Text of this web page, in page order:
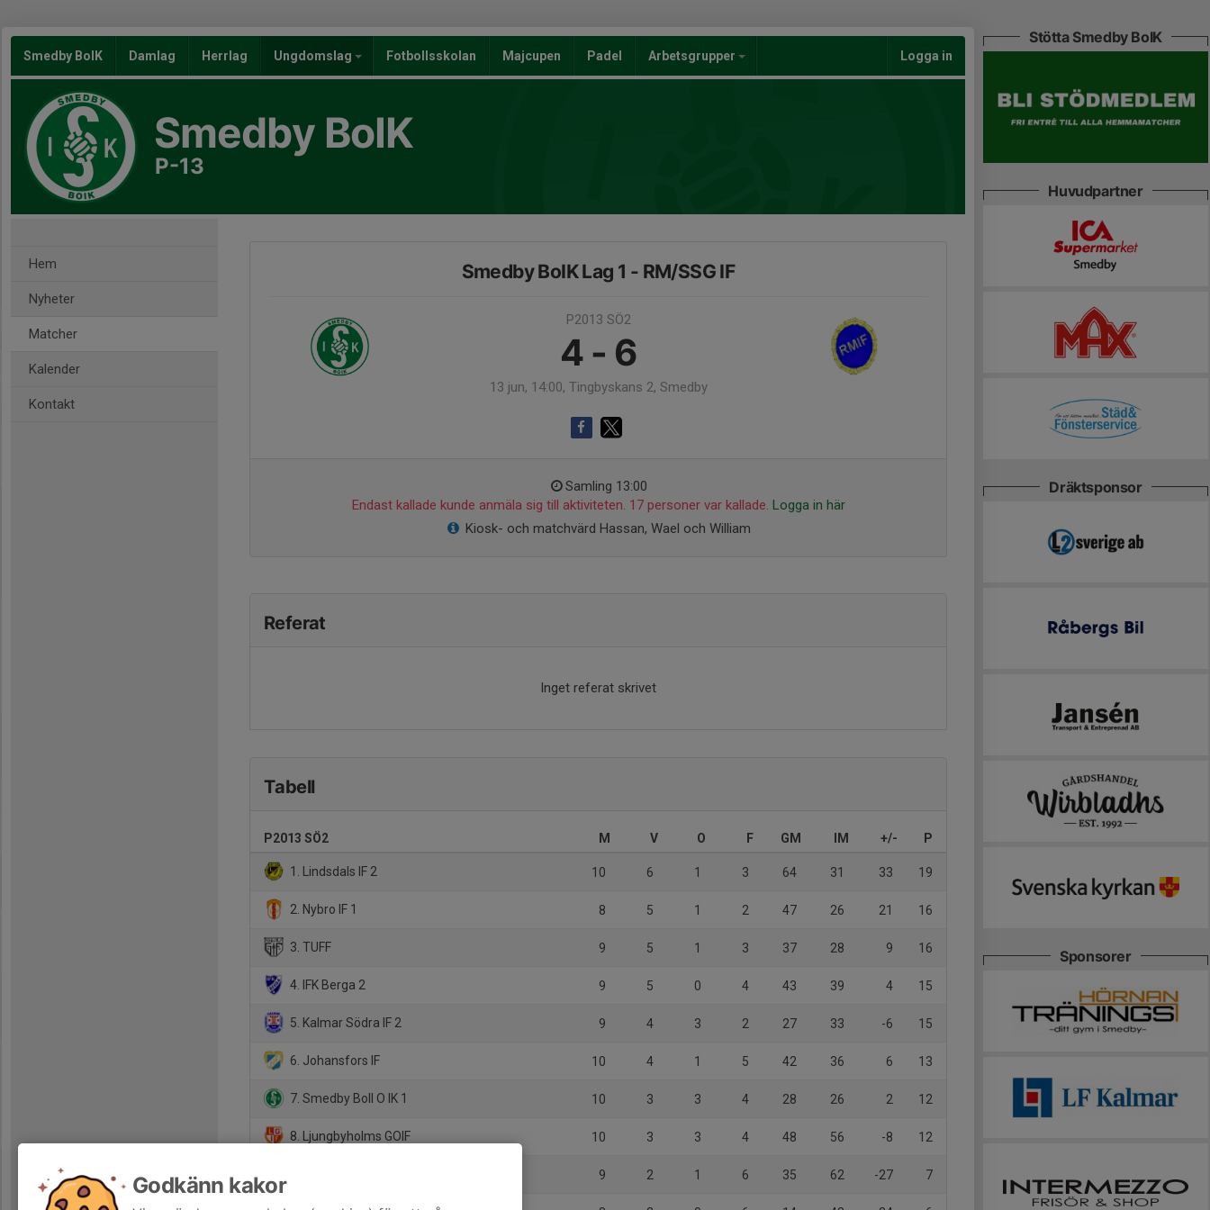
Smedby BoIK Damlag Herrlag Ungdomslag Fotbollsskolan Majcupen Padel Arbetsgrupper Logga in
Smedby BoIK
P-13
Hem
Nyheter
Matcher
Kalender
Kontakt
Smedby BoIK Lag 1 - RM/SSG IF
P2013 SÖ2
4 - 6
13 jun, 14:00, Tingbyskans 2, Smedby
Samling 13:00
Endast kallade kunde anmäla sig till aktiviteten. 17 personer var kallade. Logga in här
Kiosk- och matchvärd Hassan, Wael och William
Referat
Inget referat skrivet
Tabell
P2013 SÖ2 M V O F GM IM +/- P
1. Lindsdals IF 2 10 6 1 3 64 31 33 19
2. Nybro IF 1 8 5 1 2 47 26 21 16
3. TUFF 9 5 1 3 37 28 9 16
4. IFK Berga 2 9 5 0 4 43 39 4 15
5. Kalmar Södra IF 2 9 4 3 2 27 33 -6 15
6. Johansfors IF 10 4 1 5 42 36 6 13
7. Smedby Boll O IK 1 10 3 3 4 28 26 2 12
8. Ljungbyholms GOIF 10 3 3 4 48 56 -8 12
9 2 1 6 35 62 -27 7
Stötta Smedby BoIK
Huvudpartner
Dräktsponsor
Sponsorer
Godkänn kakor